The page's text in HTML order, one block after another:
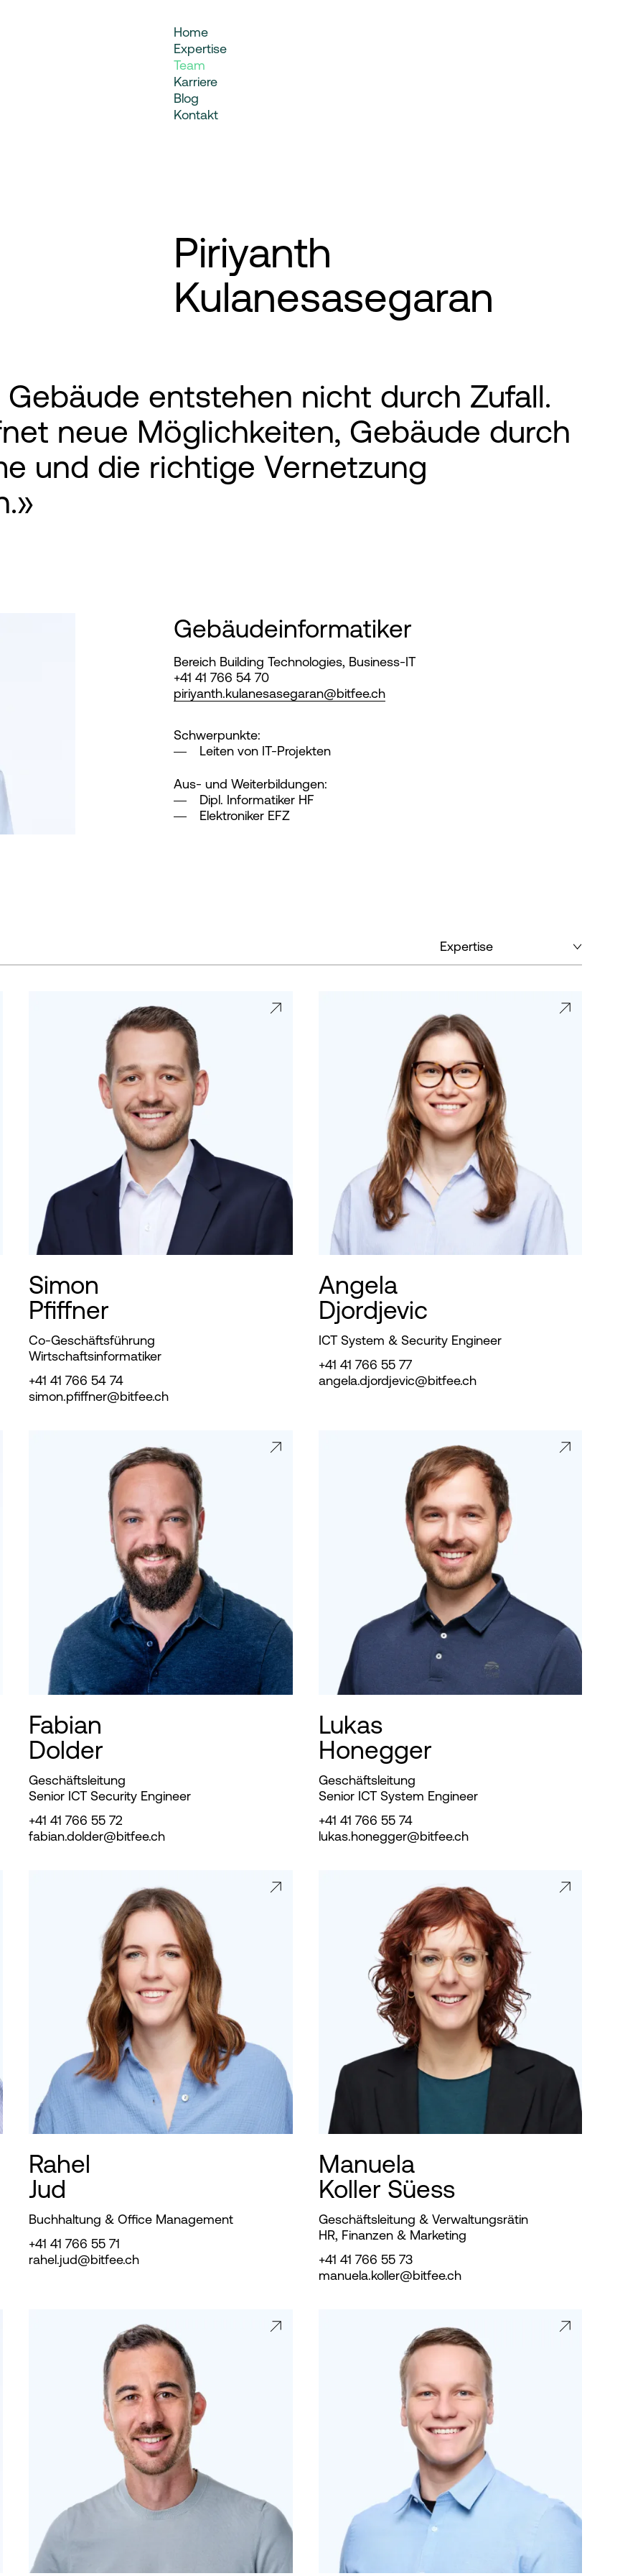
Home
Expertise
Team
Karriere
Blog
Kontakt
Piriyanth
Kulanesasegaran
entstehen nicht durch Zufall.
neue Möglichkeiten, Gebäude durch
und die richtige Vernetzung
Gebäudeinformatiker
Bereich Building Technologies, Business-IT
+41 41 766 54 70
piriyanth.kulanesasegaran@bitfee.ch
Schwerpunkte:
Leiten von IT-Projekten
Aus- und Weiterbildungen:
Dipl. Informatiker HF
Elektroniker EFZ
Expertise auswählen
Simon
Pfiffner
Co-Geschäftsführung
Wirtschaftsinformatiker
+41 41 766 54 74
simon.pfiffner@bitfee.ch
Angela
Djordjevic
ICT System & Security Engineer
+41 41 766 55 77
angela.djordjevic@bitfee.ch
Fabian
Dolder
Geschäftsleitung
Senior ICT Security Engineer
+41 41 766 55 72
fabian.dolder@bitfee.ch
Lukas
Honegger
Geschäftsleitung
Senior ICT System Engineer
+41 41 766 55 74
lukas.honegger@bitfee.ch
Rahel
Jud
Buchhaltung & Office Management
+41 41 766 55 71
rahel.jud@bitfee.ch
Manuela
Koller Süess
Geschäftsleitung & Verwaltungsrätin
HR, Finanzen & Marketing
+41 41 766 55 73
manuela.koller@bitfee.ch